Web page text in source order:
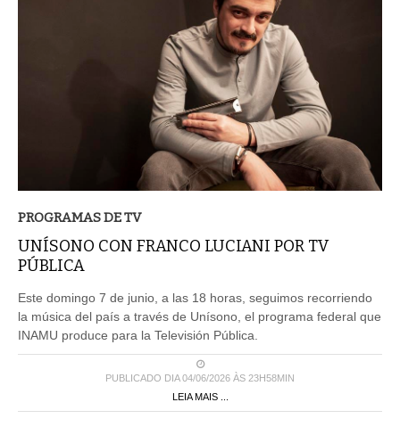
PROGRAMAS DE TV
UNÍSONO CON FRANCO LUCIANI POR TV
PÚBLICA
Este domingo 7 de junio, a las 18 horas, seguimos recorriendo
la música del país a través de Unísono, el programa federal que
INAMU produce para la Televisión Pública.
PUBLICADO DIA 04/06/2026 ÀS 23H58MIN
LEIA MAIS ...